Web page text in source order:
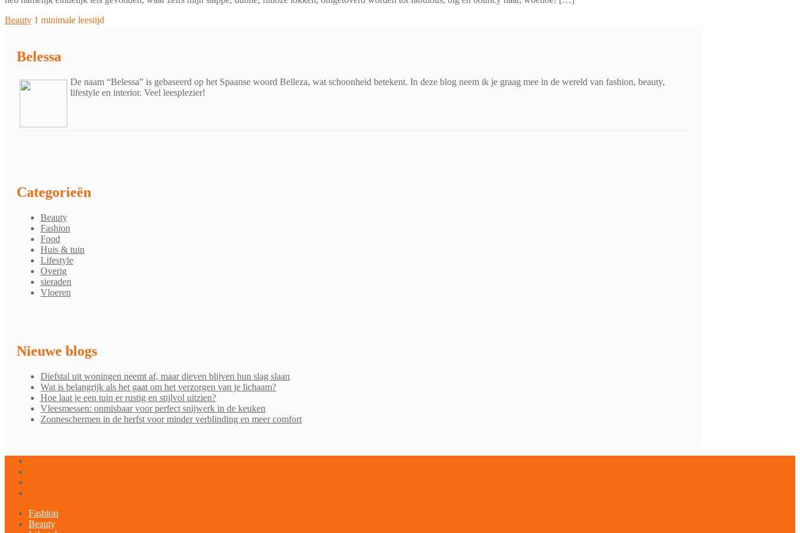
Beauty 1 minimale leestijd
Belessa
De naam “Belessa” is gebaseerd op het Spaanse woord Belleza, wat schoonheid betekent. In deze blog neem ik je graag mee in de wereld van fashion, beauty,
lifestyle en interior. Veel leesplezier!
Categorieën
Beauty
Fashion
Food
Huis & tuin
Lifestyle
Overig
sieraden
Vloeren
Nieuwe blogs
Diefstal uit woningen neemt af, maar dieven blijven hun slag slaan
Wat is belangrijk als het gaat om het verzorgen van je lichaam?
Hoe laat je een tuin er rustig en stijlvol uitzien?
Vleesmessen: onmisbaar voor perfect snijwerk in de keuken
Zonneschermen in de herfst voor minder verblinding en meer comfort
Fashion
Beauty